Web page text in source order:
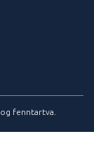
fenntartva.